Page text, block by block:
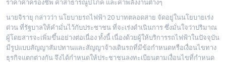
ราคาค่าครองชีพ ค่าสาธารณูปโภค และค่าพลังงานต่างๆ
นายจิรายุ กล่าวว่า นโยบายรถไฟฟ้า 20 บาทตลอดสาย จัดอยู่ในนโยบายเร่ง
ด่วน ที่รัฐบาลให้คำมั่นไว้กับประชาชน ที่จะเร่งดำเนินการ ซึ่งมั่นใจว่าปริมาณ
ผู้โดยสารจะเพิ่มขึ้นอย่างต่อเนื่อง ทั้งนี้ เนื่องด้วยผู้ให้บริการรถไฟฟ้าในปัจจุบัน
มีรูปแบบสัญญาสัมปทานและสัญญาจ้างเดินรถที่มีข้อกำหนดหรือเงื่อนไขทาง
ธุรกิจแตกต่างกัน จึงได้กำหนดให้ประชาชนลงทะเบียนตามเงื่อนไขที่กำหนด